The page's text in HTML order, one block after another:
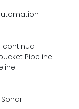
continua
Pipeline